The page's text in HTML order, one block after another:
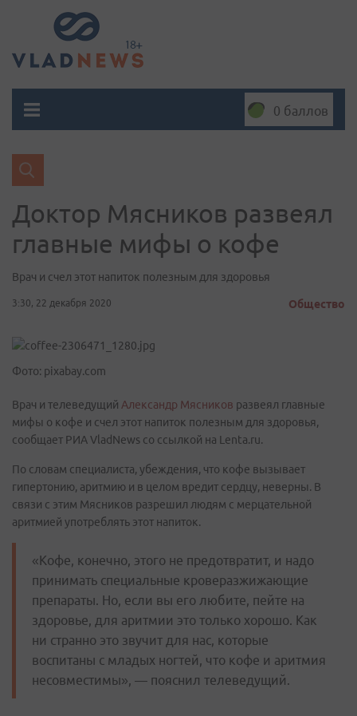
0 баллов
Доктор Мясников развеял
главные мифы о кофе
Врач и счел этот напиток полезным для здоровья
3:30, 22 декабря 2020 Общество
Фото: pixabay.com
Врач и телеведущий Александр Мясников развеял главные
мифы о кофе и счел этот напиток полезным для здоровья,
сообщает РИА VladNews со ссылкой на Lenta.ru.
По словам специалиста, убеждения, что кофе вызывает
гипертонию, аритмию и в целом вредит сердцу, неверны. В
связи с этим Мясников разрешил людям с мерцательной
аритмией употреблять этот напиток.
«Кофе, конечно, этого не предотвратит, и надо
принимать специальные кроверазжижающие
препараты. Но, если вы его любите, пейте на
здоровье, для аритмии это только хорошо. Как
ни странно это звучит для нас, которые
воспитаны с младых ногтей, что кофе и аритмия
несовместимы», — пояснил телеведущий.